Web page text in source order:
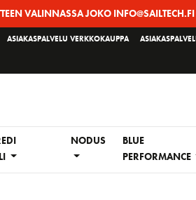
VALINNASSA JOKO
ASIAKASPALVELU VERKKOKAUPPA
NODUS
BLUE
PERFORMANCE